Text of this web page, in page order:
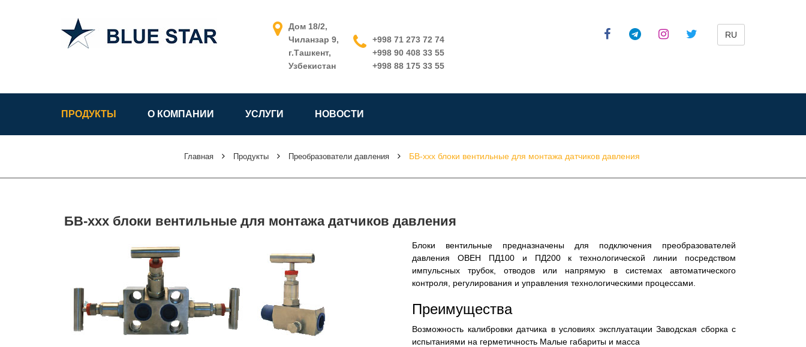
Узбекистане
Дом 18/2,
Чиланзар 9,
г.Ташкент,
Узбекистан
+998 71 273 72 74
+998 90 408 33 55
+998 88 175 33 55
RU
ПРОДУКТЫ О КОМПАНИИ УСЛУГИ НОВОСТИ
Главная Продукты Преобразователи давления БВ-ххх блоки вентильные для монтажа датчиков давления
БВ-ххх блоки вентильные для монтажа датчиков давления
Блоки вентильные предназначены для подключения преобразователей
давления ОВЕН ПД100 и ПД200 к технологической линии посредством
импульсных трубок, отводов или напрямую в системах автоматического
контроля, регулирования и управления технологическими процессами.
Преимущества
Возможность калибровки датчика в условиях эксплуатации Заводская сборка с
испытаниями на герметичность Малые габариты и масса